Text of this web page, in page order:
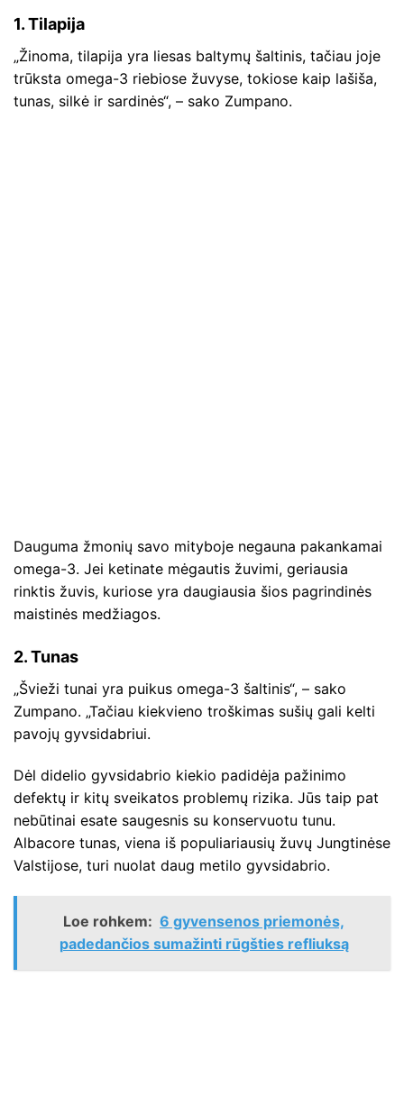
1. Tilapija
„Žinoma, tilapija yra liesas baltymų šaltinis, tačiau joje
trūksta omega-3 riebiose žuvyse, tokiose kaip lašiša,
tunas, silkė ir sardinės“, – sako Zumpano.
Dauguma žmonių savo mityboje negauna pakankamai
omega-3. Jei ketinate mėgautis žuvimi, geriausia
rinktis žuvis, kuriose yra daugiausia šios pagrindinės
maistinės medžiagos.
2. Tunas
„Švieži tunai yra puikus omega-3 šaltinis“, – sako
Zumpano. „Tačiau kiekvieno troškimas sušių gali kelti
pavojų gyvsidabriui.
Dėl didelio gyvsidabrio kiekio padidėja pažinimo
defektų ir kitų sveikatos problemų rizika. Jūs taip pat
nebūtinai esate saugesnis su konservuotu tunu.
Albacore tunas, viena iš populiariausių žuvų Jungtinėse
Valstijose, turi nuolat daug metilo gyvsidabrio.
Loe rohkem: 6 gyvensenos priemonės,
padedančios sumažinti rūgšties refliuksą